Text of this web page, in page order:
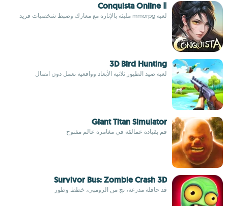
Conquista Online Ⅱ
لعبة mmorpg مليئة بالإثارة مع معارك وضبط شخصيات فريد
3D Bird Hunting
لعبة صيد الطيور ثلاثية الأبعاد وواقعية تعمل دون اتصال
Giant Titan Simulator
قم بقيادة عمالقة في مغامرة عالم مفتوح
Survivor Bus: Zombie Crash 3D
قد حافلة مدرعة، نج من الزومبي، خطط وطور